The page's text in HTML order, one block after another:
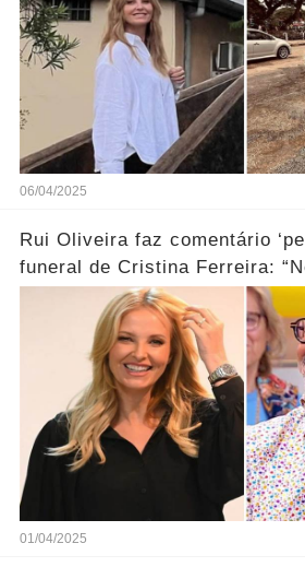
06/04/2025
Rui Oliveira faz comentário
funeral de Cristina Ferreira:
01/04/2025